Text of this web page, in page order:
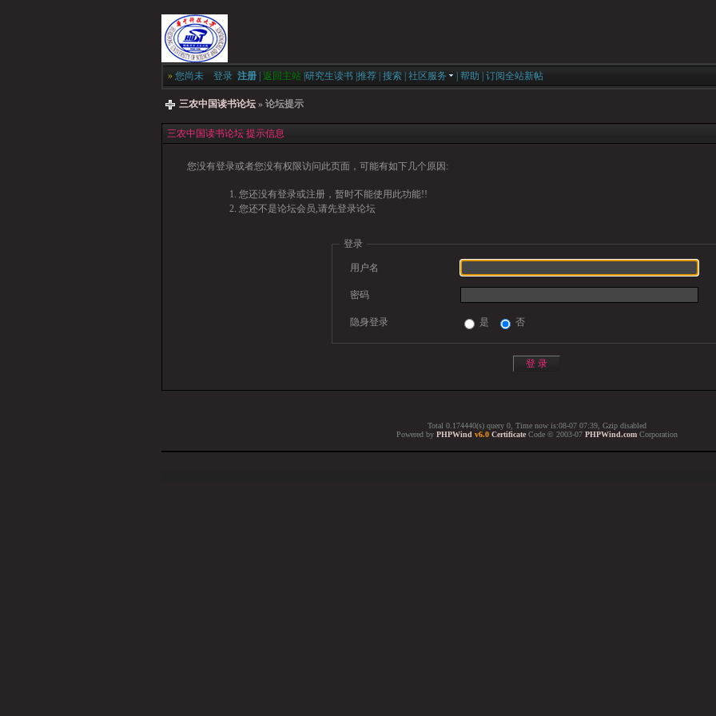
» 您尚未 登录 注册 返回主站 研究生读书 推荐 搜索 社区服务 帮助 订阅全站新帖
三农中国读书论坛 » 论坛提示
三农中国读书论坛 提示信息
您没有登录或者您没有权限访问此页面，可能有如下几个原因:
您还没有登录或注册，暂时不能使用此功能!!
您还不是论坛会员,请先登录论坛
登录
用户名
密码
隐身登录 是 否
Total 0.174440(s) query 0, Time now is:08-07 07:39, Gzip disabled
Powered by PHPWind v6.0 Certificate Code © 2003-07 PHPWind.com Corporation